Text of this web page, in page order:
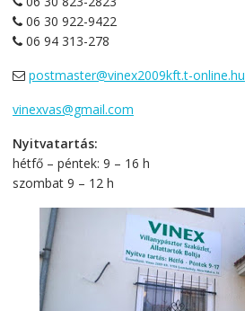
06 30 922-9422
06 94 313-278
postmaster@vinex2009kft.t-online.hu
vinexvas@gmail.com
Nyitvatartás:
hétfő – péntek: 9 – 16 h
szombat 9 – 12 h